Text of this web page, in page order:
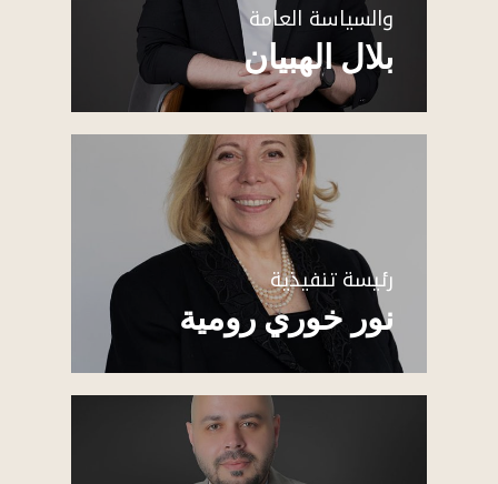
والسياسة العامة
بلال الهبيان
رئيسة تنفيذية
نور خوري رومية